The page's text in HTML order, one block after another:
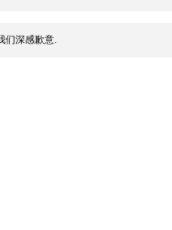
们深感歉意.